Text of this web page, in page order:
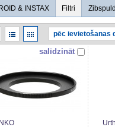
& INSTAX Filtri
salīdzināt